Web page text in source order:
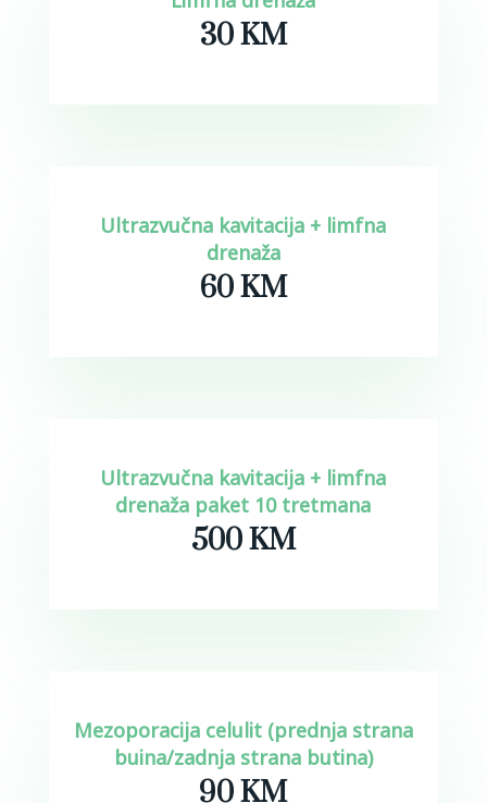
30 KM
Ultrazvučna kavitacija + limfna
drenaža
60 KM
Ultrazvučna kavitacija + limfna
drenaža paket 10 tretmana
500 KM
Mezoporacija celulit (prednja strana
buina/zadnja strana butina)
90 KM